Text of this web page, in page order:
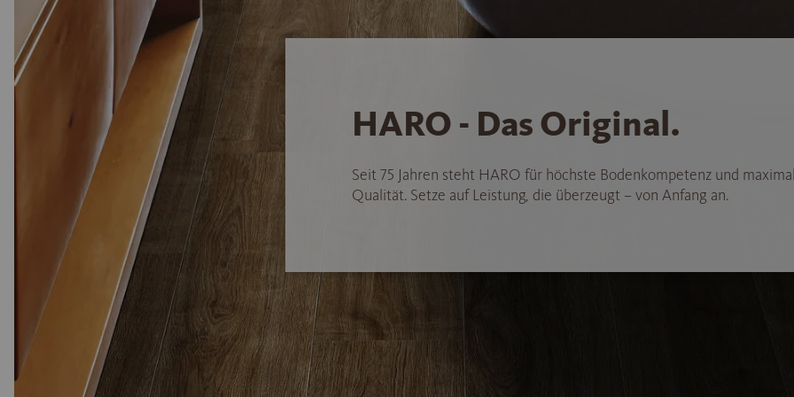
HARO - Das Original.
Seit 75 Jahren steht HARO für höchste Bodenkompetenz und
Qualität. Setze auf Leistung, die überzeugt – von Anfang an.